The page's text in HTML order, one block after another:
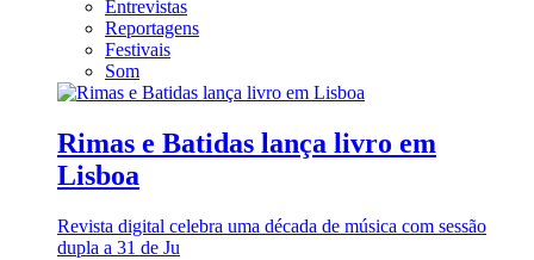
Entrevistas
Reportagens
Festivais
Som
Rimas e Batidas lança livro em
Lisboa
Revista digital celebra uma década de música com sessão
dupla a 31 de Ju